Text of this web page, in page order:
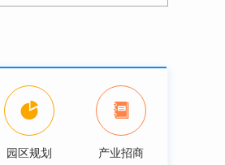
园区规划 产业招商